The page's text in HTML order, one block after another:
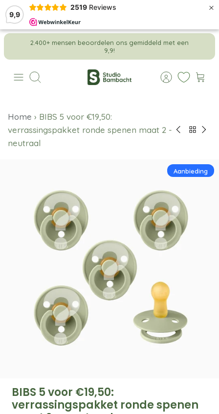
9,9
2519 Reviews ×
Meteen
de
content
2.400+ mensen beoordelen ons gemiddeld met een
9,9!
Zoeken
Home › BIBS 5 voor €19,50:
verrassingspakket ronde spenen maat 2 -
neutraal
Aanbieding
BIBS 5 voor €19,50:
verrassingspakket ronde spenen